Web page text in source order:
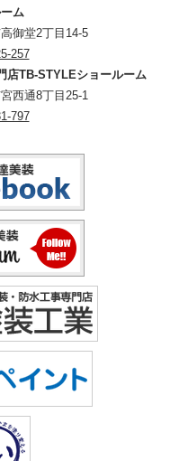
ム
御堂2丁目14-5
257
店TB-STYLEショールーム
西通8丁目25-1
797